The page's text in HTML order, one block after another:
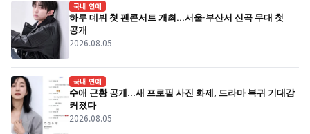
국내 연예
하루 데뷔 첫 팬콘서트 개최...서울·부산서 신곡 무대 첫
공개
2026.08.05
국내 연예
수애 근황 공개...새 프로필 사진 화제, 드라마 복귀 기대감
커졌다
2026.08.05